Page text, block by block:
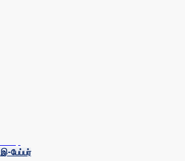
இ-பேப்பர்